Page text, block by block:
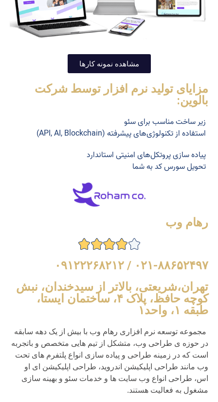
مشاهده نمونه کارها
مزایای تولید نرم افزار توسط شرکت
بالوین:
زیر ساخت مناسب برای سئو
استفاده از تکنولوژی‌های پیشرفته (API, AI, Blockchain)
پیاده سازی پروتکل‌های امنیتی استاندارد
تحویل سورس کد به شما
رهام وب
۰۲۱-۸۸۶۵۲۴۹۷ / ۰۹۱۲۲۲۶۸۲۱۲
تهران،شریعتی، بالاتر از سیدخندان، نبش
کوچه حافظ، پلاک ۴، ساختمان ایستا،
طبقه ۱، واحد۱
مجموعه توسعه نرم افزاری رهام وب با بیش از یک دهه سابقه
در حوزه ی طراحی وب، متشکل از تیم هایی متخصص و باتجربه
است که در زمینه طراحی و پیاده سازی انواع پلتفرم های تحت
وب مانند طراحی اپلیکیشن اندروید، طراحی اپلیکیشن ای او
اس، طراحی انواع وب سایت ها و خدمات سئو و بهینه سازی
مشغول به فعالیت هستند.